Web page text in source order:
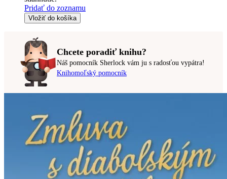
Pridať do zoznamu
Vložiť do košíka
Chcete poradiť knihu?
Náš pomocník Sherlock vám ju s radosťou vypátra!
Knihomoľský pomocník